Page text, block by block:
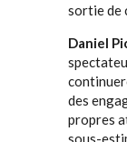
sortie de
Daniel
des
propres
sous-